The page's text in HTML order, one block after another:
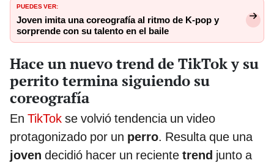
PUEDES VER:
Joven imita una coreografía al ritmo de K-pop y
sorprende con su talento en el baile
Hace un nuevo trend de TikTok y su
perrito termina siguiendo su
coreografía
En TikTok se volvió tendencia un video
protagonizado por un perro. Resulta que una
joven decidió hacer un reciente trend junto a